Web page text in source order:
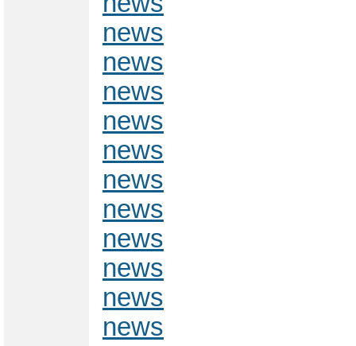
news
news
news
news
news
news
news
news
news
news
news